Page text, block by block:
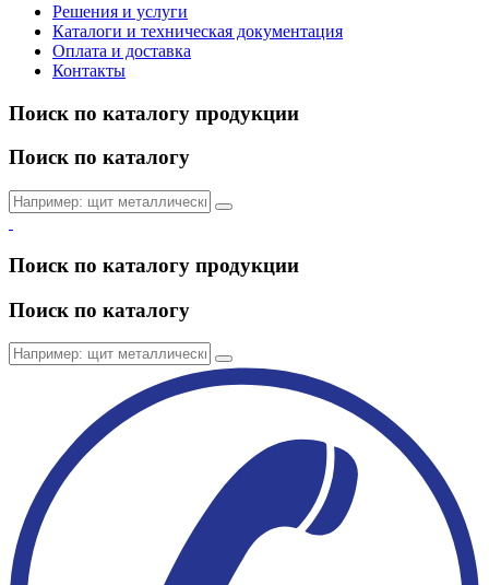
Решения и услуги
Каталоги и техническая документация
Оплата и доставка
Контакты
Поиск по каталогу продукции
Поиск по каталогу
Поиск по каталогу продукции
Поиск по каталогу